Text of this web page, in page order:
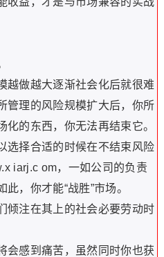
越做越大逐渐社会化后就很难
管理的风险规模扩大后，你所
的东西，你无法再结束它。
选择合适的时候在不结束风险
iarj.c om，一如公司的负责
，你才能“战胜”市场。
倾注在其上的社会必要劳动时
会感到痛苦，虽然同时你也获